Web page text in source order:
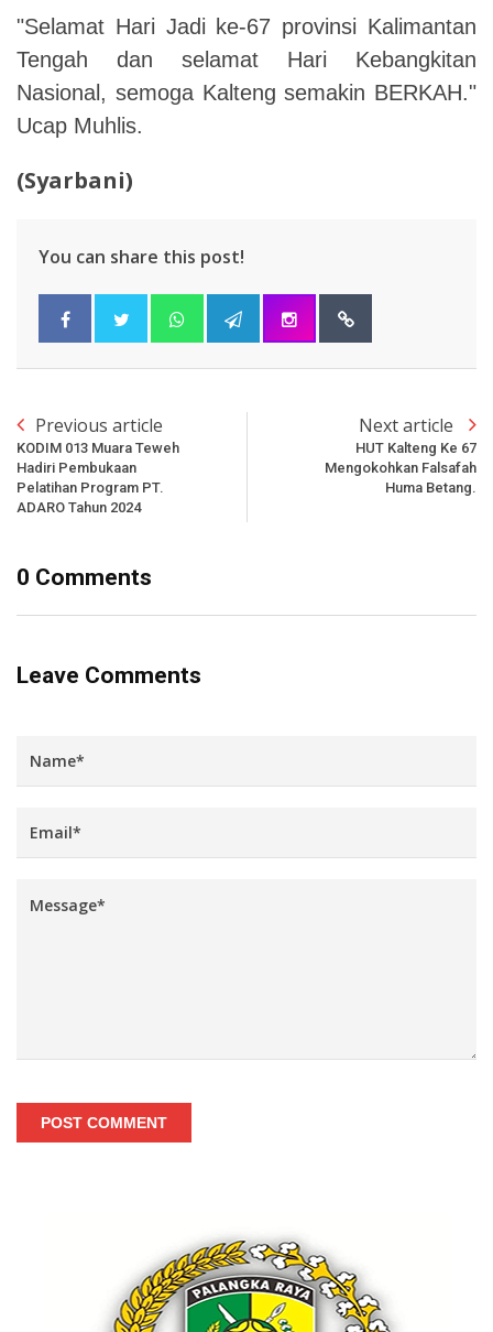
"Selamat Hari Jadi ke-67 provinsi Kalimantan
Tengah dan selamat Hari Kebangkitan
Nasional, semoga Kalteng semakin BERKAH."
Ucap Muhlis.
(Syarbani)
You can share this post!
Previous article
KODIM 013 Muara Teweh
Hadiri Pembukaan
Pelatihan Program PT.
ADARO Tahun 2024
Next article
HUT Kalteng Ke 67
Mengokohkan Falsafah
Huma Betang.
0 Comments
Leave Comments
POST COMMENT